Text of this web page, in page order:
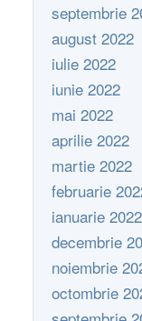
septembrie
august 2022
iulie 2022
iunie 2022
mai 2022
aprilie 2022
martie 2022
februarie
ianuarie 2022
decembrie
noiembrie
octombrie